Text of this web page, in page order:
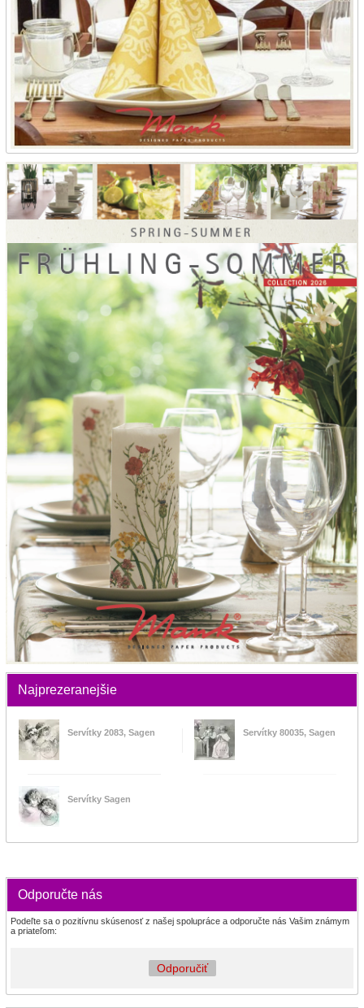
Najprezeranejšie
Servítky 2083, Sagen Servítky 80035, Sagen
Servítky Sagen
Odporučte nás
Podeľte sa o pozitívnu skúsenosť z našej spolupráce a odporučte nás Vašim známym
a priateľom:
Odporučiť